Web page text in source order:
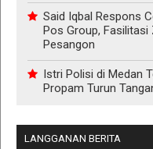
Said Iqbal Respons
Pos Group,
Pesangon
Istri Polisi di Medan
Propam Turun
LANGGANAN BERITA